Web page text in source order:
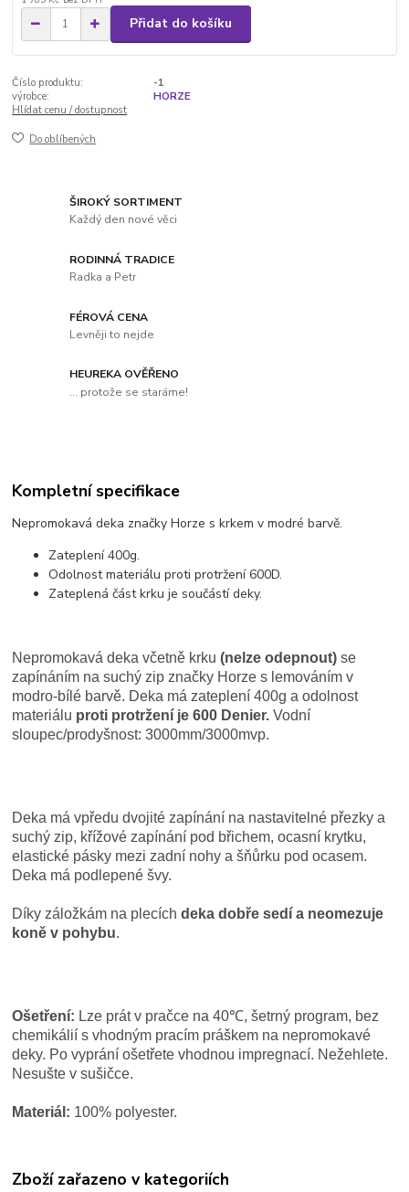
Přidat do košíku
Číslo produktu:
-1
výrobce:
HORZE
Hlídat cenu / dostupnost
Do oblíbených
ŠIROKÝ SORTIMENT
Každý den nové věci
RODINNÁ TRADICE
Radka a Petr
FÉROVÁ CENA
Levněji to nejde
HEUREKA OVĚŘENO
... protože se staráme!
Kompletní specifikace
Nepromokavá deka značky Horze s krkem v modré barvě.
Zateplení 400g.
Odolnost materiálu proti protržení 600D.
Zateplená část krku je součástí deky.
Nepromokavá deka včetně krku (nelze odepnout) se
zapínáním na suchý zip značky Horze s lemováním v
modro-bílé barvě. Deka má zateplení 400g a odolnost
materiálu proti protržení je 600 Denier. Vodní
sloupec/prodyšnost: 3000mm/3000mvp.
Deka má vpředudvojité zapínání na nastavitelné přezky a
suchý zip, křížové zapínání pod břichem, ocasní krytku,
elastické pásky mezi zadní nohy a šňůrku pod ocasem.
Deka má podlepené švy.
Díky záložkám na plecíchdeka dobře sedí a neomezuje
koně v pohybu.
Ošetření: Lze prát v pračce na 40℃, šetrný program, bez
chemikálií s vhodným pracím práškem na nepromokavé
deky. Po vyprání ošetřete vhodnou impregnací. Nežehlete.
Nesušte v sušičce.
Materiál: 100% polyester.
Zboží zařazeno v kategoriích